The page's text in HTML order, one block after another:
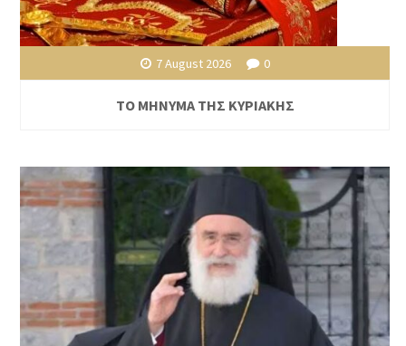
7 August 2026 0
ΤΟ ΜΗΝΥΜΑ ΤΗΣ ΚΥΡΙΑΚΗΣ